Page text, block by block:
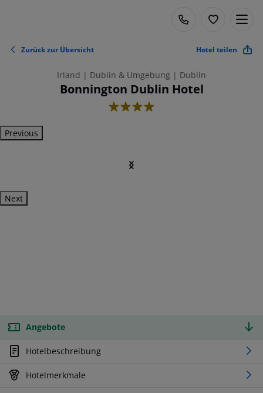
Zurück zur Übersicht Hotel teilen
Irland | Dublin & Umgebung | Dublin
Bonnington Dublin Hotel
4
Previous
Next
Angebote
Hotelbeschreibung
Hotelmerkmale